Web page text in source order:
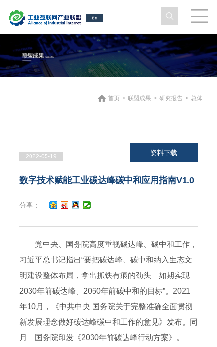
首页 > 联盟成果 > 研究报告 > 总体
2022-05-19
资料下载
数字技术赋能工业碳达峰碳中和应用指南V1.0
分享：
党中央、国务院高度重视碳达峰、碳中和工作，
习近平总书记指出“要把碳达峰、碳中和纳入生态文
明建设整体布局，拿出抓铁有痕的劲头，如期实现
2030年前碳达峰、2060年前碳中和的目标”。2021
年10月，《中共中央 国务院关于完整准确全面贯彻
新发展理念做好碳达峰碳中和工作的意见》发布。同
月，国务院印发《2030年前碳达峰行动方案》。